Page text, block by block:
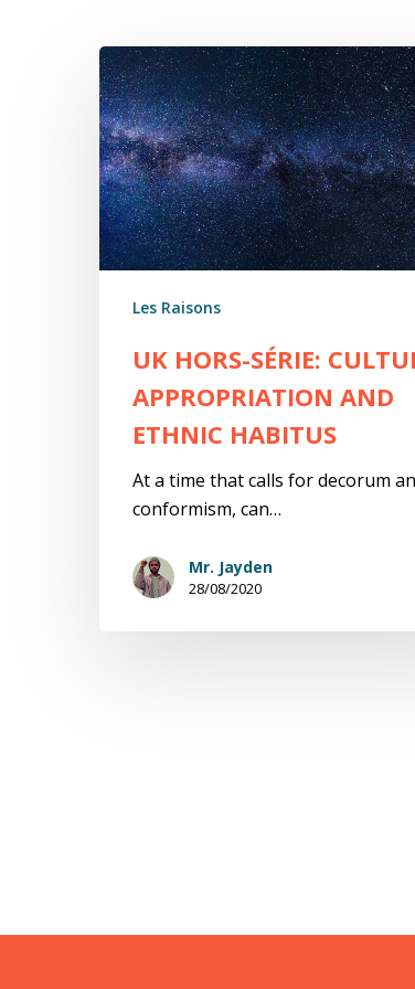
UK
Hors-
Série:
cultural
appropriation
and
ethnic
habitus
Les Raisons
UK HORS-SÉRIE:
APPROPRIATION AND
ETHNIC HABITUS
At a time that calls for decorum
conformism, can…
Mr. Jayden
28/08/2020